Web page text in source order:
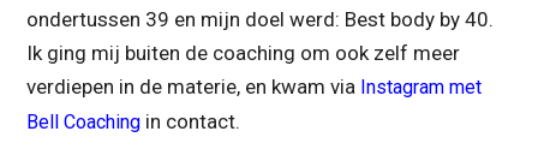
ondertussen 39 en mijn doel werd: Best body by 40.
Ik ging mij buiten de coaching om ook zelf meer
verdiepen in de materie, en kwam via Instagram met
Bell Coaching in contact.